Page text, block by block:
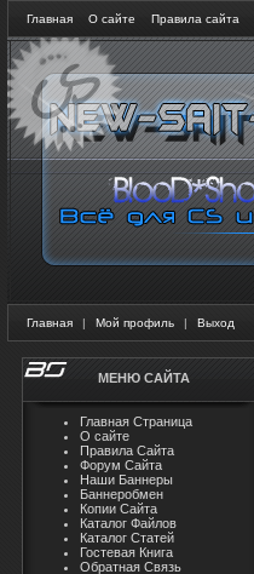
Главная О сайте Правила сайта
Главная | Мой профиль | Выход
МЕНЮ САЙТА
Главная Страница
О сайте
Правила Сайта
Форум Сайта
Наши Баннеры
Баннеробмен
Копии Сайта
Каталог Файлов
Каталог Статей
Гостевая Книга
Обратная Связь